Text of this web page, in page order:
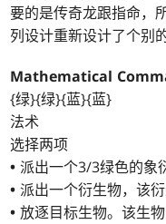
要的是传奇龙跟指命，
列设计重新设计了个别
Mathematical
{绿}{绿}{蓝}{蓝}
法术
选择两项
•派出一个3/3绿色的象
•派出一个衍生物，该
•放逐目标生物。该生